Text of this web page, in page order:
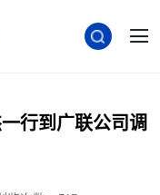
行到广联公司调